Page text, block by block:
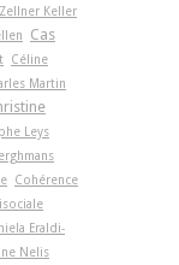
Keller
Cas
Céline
Martin
Leys
Cohérence
Eraldi-
Nelis